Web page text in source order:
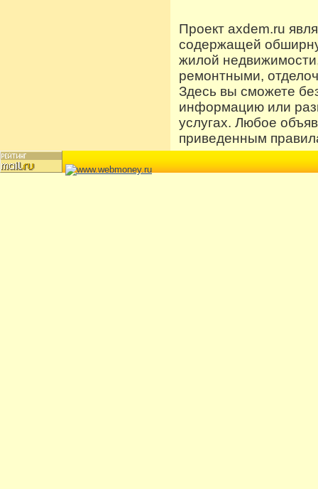
Проект axdem.ru
содержащей
жилой
ремонтными,
Здесь вы сможете
информацию или
услугах. Любое
приведенным